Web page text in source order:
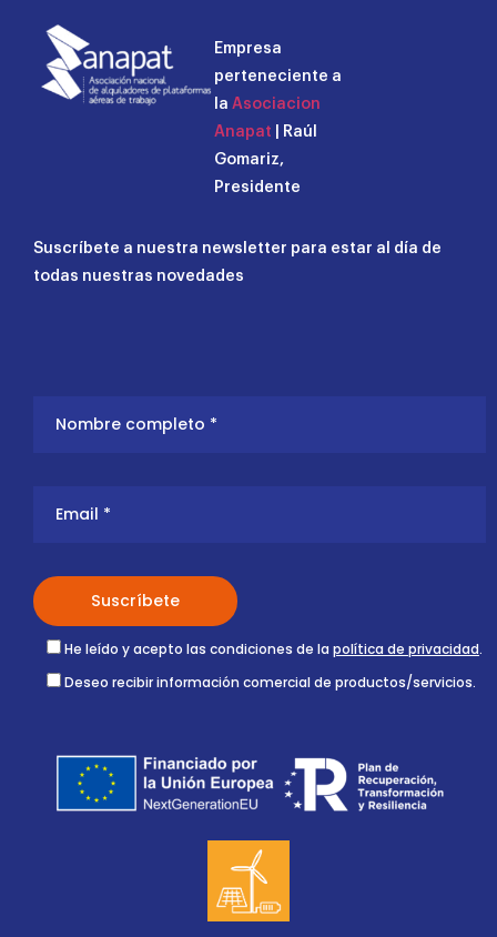
Empresa
perteneciente a
la Asociacion
Anapat | Raúl
Gomariz,
Presidente
Suscríbete a nuestra newsletter para estar al día de
todas nuestras novedades
He leído y acepto las condiciones de la política de privacidad.
Deseo recibir información comercial de productos/servicios.